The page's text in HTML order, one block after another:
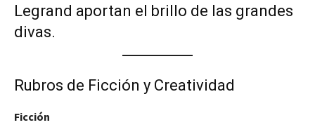
Legrand aportan el brillo de las grandes
divas.
Rubros de Ficción y Creatividad
Ficción